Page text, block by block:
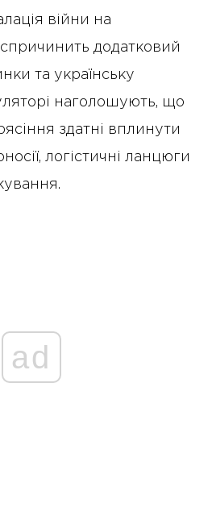
війни на
додатковий
та українську
наголошують, що
здатні вплинути
логістичні ланцюги
ad